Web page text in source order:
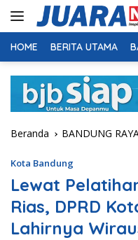
HOME BERITA UTAMA
Beranda BANDUNG
Kota Bandung
Lewat
Rias, DPRD
Lahirnya